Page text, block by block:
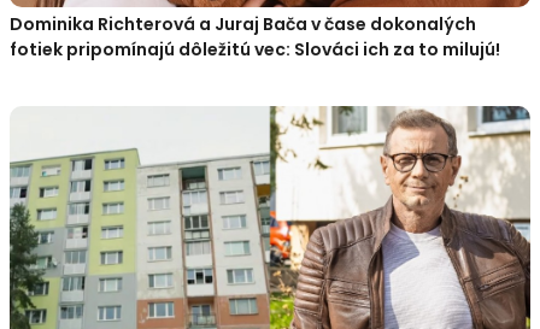
Dominika Richterová a Juraj Bača v čase dokonalých
fotiek pripomínajú dôležitú vec: Slováci ich za to milujú!